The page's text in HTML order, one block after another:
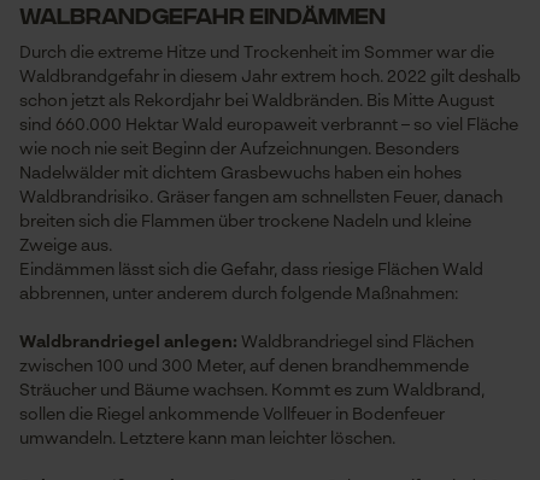
Walbrandgefahr eindämmen
Durch die extreme Hitze und Trockenheit im Sommer war die
Waldbrandgefahr in diesem Jahr extrem hoch. 2022 gilt deshalb
schon jetzt als Rekordjahr bei Waldbränden. Bis Mitte August
sind 660.000 Hektar Wald europaweit verbrannt – so viel Fläche
wie noch nie seit Beginn der Aufzeichnungen. Besonders
Nadelwälder mit dichtem Grasbewuchs haben ein hohes
Waldbrandrisiko. Gräser fangen am schnellsten Feuer, danach
breiten sich die Flammen über trockene Nadeln und kleine
Zweige aus.
Eindämmen lässt sich die Gefahr, dass riesige Flächen Wald
abbrennen, unter anderem durch folgende Maßnahmen:
Waldbrandriegel anlegen: Waldbrandriegel sind Flächen
zwischen 100 und 300 Meter, auf denen brandhemmende
Sträucher und Bäume wachsen. Kommt es zum Waldbrand,
sollen die Riegel ankommende Vollfeuer in Bodenfeuer
umwandeln. Letztere kann man leichter löschen.